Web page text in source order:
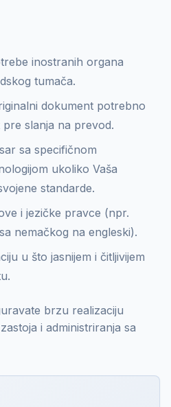
inostranih organa
tumača.
dokument potrebno
slanja na prevod.
sa specifičnom
ukoliko Vaša
standarde.
i jezičke pravce (npr.
nemačkog na engleski).
u što jasnijem i čitljivijem
brzu realizaciju
i administriranja sa